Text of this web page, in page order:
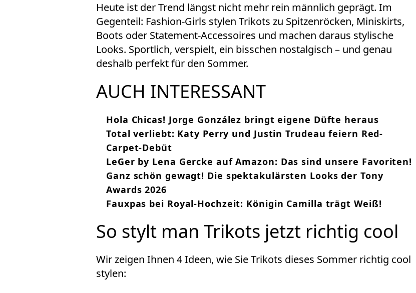
Heute ist der Trend längst nicht mehr rein männlich geprägt. Im
Gegenteil: Fashion-Girls stylen Trikots zu Spitzenröcken, Miniskirts,
Boots oder Statement-Accessoires und machen daraus stylische
Looks. Sportlich, verspielt, ein bisschen nostalgisch – und genau
deshalb perfekt für den Sommer.
AUCH INTERESSANT
Hola Chicas! Jorge González bringt eigene Düfte heraus
Total verliebt: Katy Perry und Justin Trudeau feiern Red-
Carpet-Debüt
LeGer by Lena Gercke auf Amazon: Das sind unsere Favoriten!
Ganz schön gewagt! Die spektakulärsten Looks der Tony
Awards 2026
Fauxpas bei Royal-Hochzeit: Königin Camilla trägt Weiß!
So stylt man Trikots jetzt richtig cool
Wir zeigen Ihnen 4 Ideen, wie Sie Trikots dieses Sommer richtig cool
stylen: